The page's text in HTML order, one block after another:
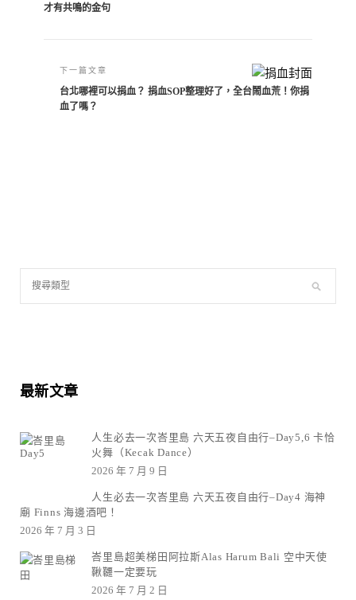
才有共鳴的金句
下一篇文章
台北哪裡可以捐血？ 捐血SOP整理好了，全台鬧血荒！你捐
血了嗎？
最新文章
人生必去一次峇里島 六天五夜自由行–Day5,6 卡恰
火舞（Kecak Dance）
2026 年 7 月 9 日
人生必去一次峇里島 六天五夜自由行–Day4 海神
廟 Finns 海邊酒吧！
2026 年 7 月 3 日
峇里島超美梯田阿拉斯Alas Harum Bali 空中天使
鞦韆一定要玩
2026 年 7 月 2 日